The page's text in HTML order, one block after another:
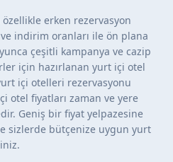
erken rezervasyon
indirim oranları ile ön plana
çeşitli kampanya ve cazip
için hazırlanan yurt içi otel
içi otelleri rezervasyonu
otel fiyatları zaman ve yere
Geniş bir fiyat yelpazesine
sizlerde bütçenize uygun yurt